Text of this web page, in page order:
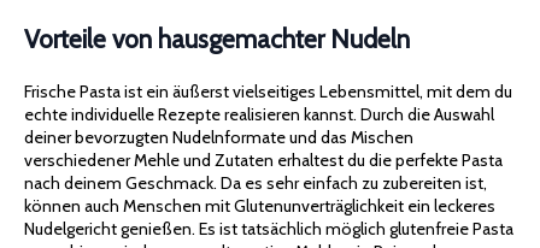
Vorteile von hausgemachter Nudeln
Frische Pasta ist ein äußerst vielseitiges Lebensmittel, mit dem du
echte individuelle Rezepte realisieren kannst. Durch die Auswahl
deiner bevorzugten Nudelnformate und das Mischen
verschiedener Mehle und Zutaten erhaltest du die perfekte Pasta
nach deinem Geschmack. Da es sehr einfach zu zubereiten ist,
können auch Menschen mit Glutenunverträglichkeit ein leckeres
Nudelgericht genießen. Es ist tatsächlich möglich glutenfreie Pasta